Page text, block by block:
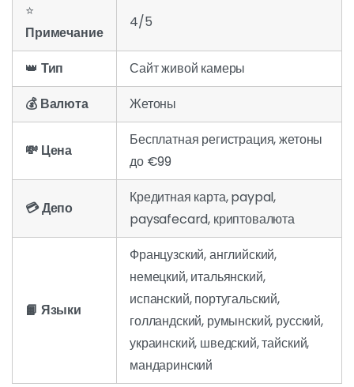
⭐
Примечание
4/5
👑 Тип
Сайт живой камеры
💰 Валюта
Жетоны
💸 Цена
Бесплатная регистрация, жетоны
до €99
💳 Депо
Кредитная карта, paypal,
paysafecard, криптовалюта
📙 Языки
Французский, английский,
немецкий, итальянский,
испанский, португальский,
голландский, румынский, русский,
украинский, шведский, тайский,
мандаринский